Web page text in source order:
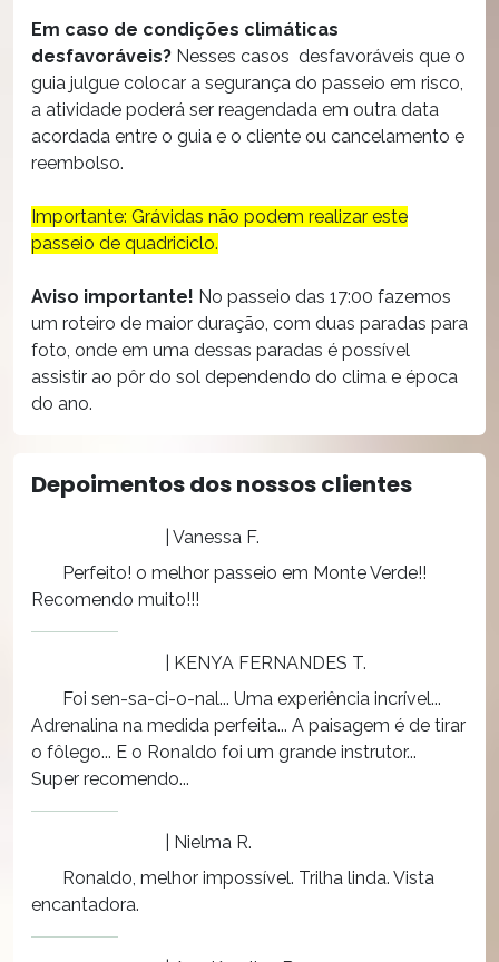
Em caso de condições climáticas
desfavoráveis? Nesses casos desfavoráveis que o
guia julgue colocar a segurança do passeio em risco,
a atividade poderá ser reagendada em outra data
acordada entre o guia e o cliente ou cancelamento e
reembolso.
Importante: Grávidas não podem realizar este
passeio de quadriciclo.
Aviso importante! No passeio das 17:00 fazemos
um roteiro de maior duração, com duas paradas para
foto, onde em uma dessas paradas é possível
assistir ao pôr do sol dependendo do clima e época
do ano.
Depoimentos dos nossos clientes
| Vanessa F.
Perfeito! o melhor passeio em Monte Verde!!
Recomendo muito!!!
| KENYA FERNANDES T.
Foi sen-sa-ci-o-nal... Uma experiência incrível...
Adrenalina na medida perfeita... A paisagem é de tirar
o fôlego... E o Ronaldo foi um grande instrutor...
Super recomendo...
| Nielma R.
Ronaldo, melhor impossível. Trilha linda. Vista
encantadora.